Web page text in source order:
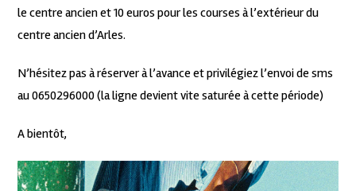
le centre ancien et 10 euros pour les courses à l’extérieur du
centre ancien d’Arles.
N’hésitez pas à réserver à l’avance et privilégiez l’envoi de sms
au 0650296000 (la ligne devient vite saturée à cette période)
A bientôt,